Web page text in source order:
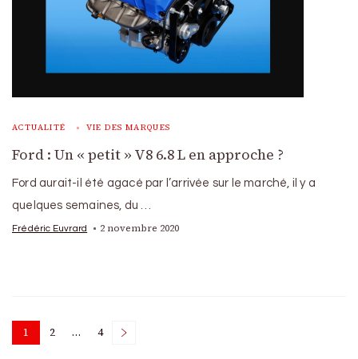
ACTUALITÉ VIE DES MARQUES
Ford : Un « petit » V8 6.8 L en approche ?
Ford aurait-il été agacé par l’arrivée sur le marché, il y a
quelques semaines, du …
Frédéric Euvrard 2 novembre 2020
Posts
Page
1 Page
2 … Page
4